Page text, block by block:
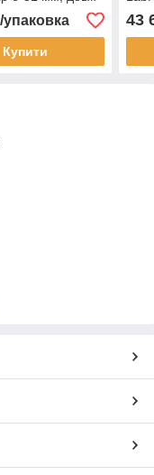
шт/пак
Купити
мл,
43